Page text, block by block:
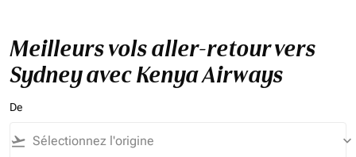
Meilleurs vols aller-retour vers
Sydney avec Kenya Airways
De
flight_takeoff keyboard_arrow_down